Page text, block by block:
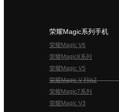
荣耀Magic系列手机
荣耀Magic V6
荣耀Magic8系列
荣耀Magic V5
荣耀Magic V Flip2
荣耀Magic7系列
荣耀Magic V3